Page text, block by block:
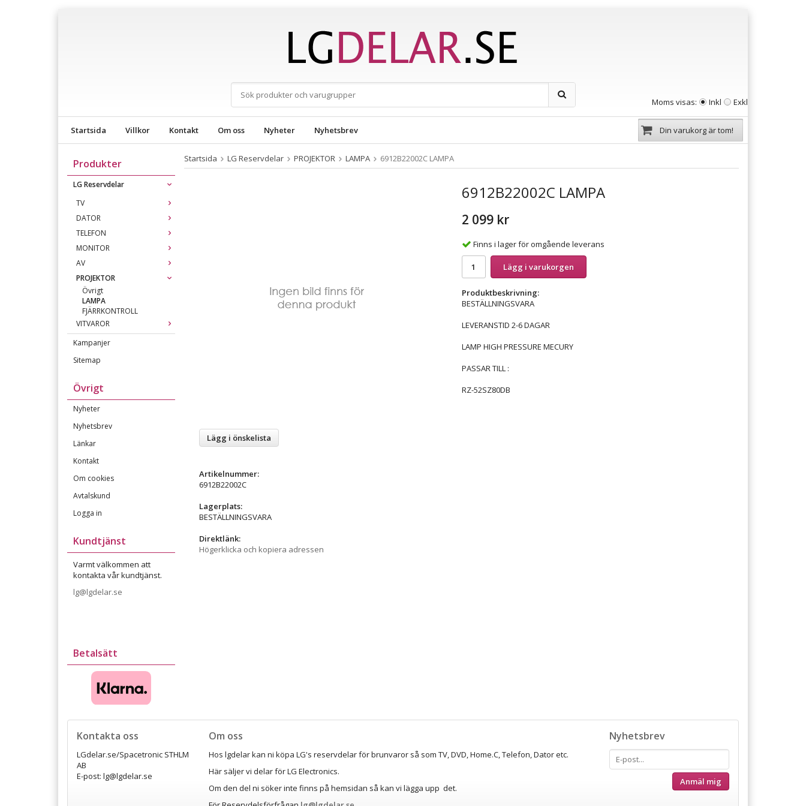
Moms visas: Inkl Exkl
Startsida Villkor Kontakt Om oss Nyheter Nyhetsbrev Din varukorg är tom!
Produkter
LG Reservdelar
TV
DATOR
TELEFON
MONITOR
AV
PROJEKTOR
Övrigt
LAMPA
FJÄRRKONTROLL
VITVAROR
Kampanjer
Sitemap
Övrigt
Nyheter
Nyhetsbrev
Länkar
Kontakt
Om cookies
Avtalskund
Logga in
Kundtjänst
Varmt välkommen att
kontakta vår kundtjänst.
lg@lgdelar.se
Betalsätt
Startsida LG Reservdelar PROJEKTOR LAMPA 6912B22002C LAMPA
6912B22002C LAMPA
2 099 kr
Finns i lager för omgående leverans
Lägg i varukorgen
Produktbeskrivning:
BESTÄLLNINGSVARA
LEVERANSTID 2-6 DAGAR
LAMP HIGH PRESSURE MECURY
PASSAR TILL :
RZ-52SZ80DB
Lägg i önskelista
Artikelnummer:
6912B22002C
Lagerplats:
BESTÄLLNINGSVARA
Direktlänk:
Högerklicka och kopiera adressen
Kontakta oss
LGdelar.se/Spacetronic STHLM
AB
E-post: lg@lgdelar.se
Nyhetsbrev
Anmäl mig
Om oss
Hos lgdelar kan ni köpa LG's reservdelar för brunvaror så som TV, DVD, Home.C, Telefon, Dator etc.
Här säljer vi delar för LG Electronics.
Om den del ni söker inte finns på hemsidan så kan vi lägga upp det.